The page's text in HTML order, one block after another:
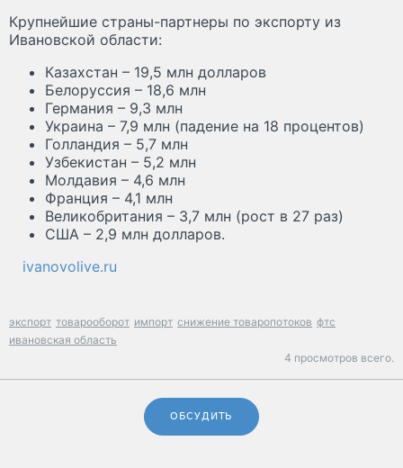
Крупнейшие страны-партнеры по экспорту из
Ивановской области:
Казахстан – 19,5 млн долларов
Белоруссия – 18,6 млн
Германия – 9,3 млн
Украина – 7,9 млн (падение на 18 процентов)
Голландия – 5,7 млн
Узбекистан – 5,2 млн
Молдавия – 4,6 млн
Франция – 4,1 млн
Великобритания – 3,7 млн (рост в 27 раз)
США – 2,9 млн долларов.
ivanovolive.ru
экспорт товарооборот импорт снижение товаропотоков фтс
ивановская область
4 просмотров всего.
ОБСУДИТЬ